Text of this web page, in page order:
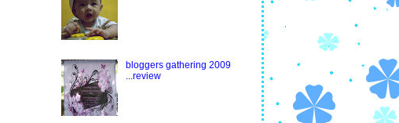
bloggers gathering 2009
...review